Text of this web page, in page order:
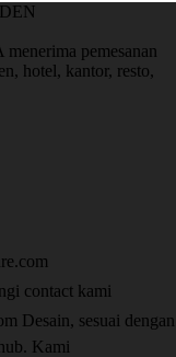
pemesanan
hotel, kantor, resto,
contact kami
Desain, sesuai dengan
Kami